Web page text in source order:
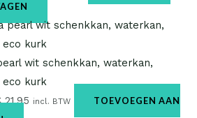
wit schenkkan, waterkan,
eco kurk
21,95 incl. BTW
TOEVOEGEN AAN